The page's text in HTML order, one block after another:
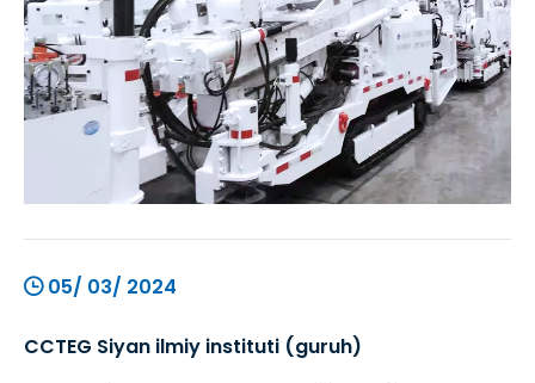
05/ 03/ 2024
CCTEG Siyan ilmiy instituti (guruh)